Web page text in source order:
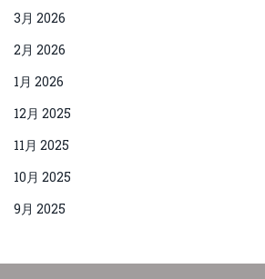
3月 2026
2月 2026
1月 2026
12月 2025
11月 2025
10月 2025
9月 2025